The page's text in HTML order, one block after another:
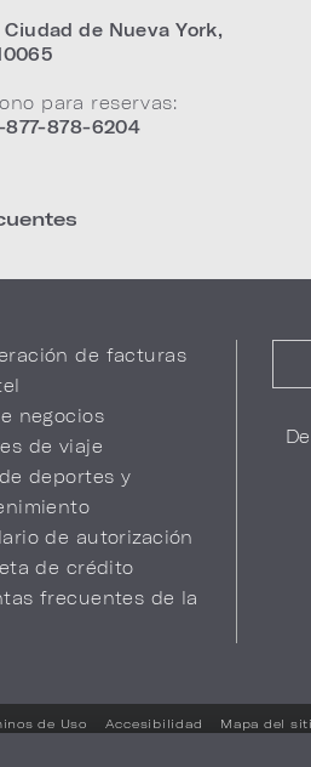
Ciudad de Nueva York,
para reservas:
877-878-6204
de facturas
negocios
de viaje
deportes y
de autorización
de crédito
frecuentes de la
de Uso Accesibilidad Mapa del